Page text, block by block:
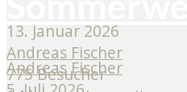
Andreas Fischer
13. Januar 2026
Andreas Fischer
775 Besucher